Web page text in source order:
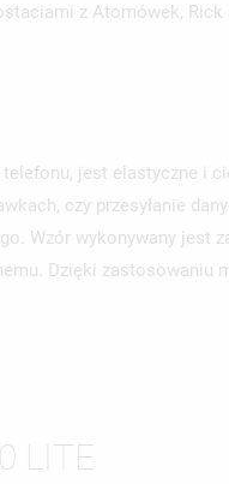
z Atomówek,
jest elastyczne i
czy przesyłanie
Wzór wykonywany jest
Dzięki zastosowaniu
LITE